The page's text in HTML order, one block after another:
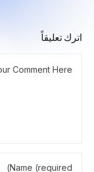
اترك تعليقاً